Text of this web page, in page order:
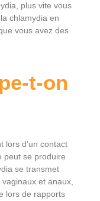
plus vite vous
chlamydia en
vous avez des
t-on
lors d’un contact
peut se produire
se transmet
et anaux,
lors de rapports